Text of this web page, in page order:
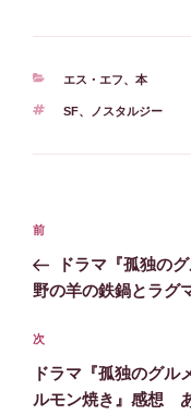
カ
ゴ
ー
エス・エフ、 本
タ
SF、 ノスタルジー
投
ナ
ゲ
ー
シ
前
の
投
前
ドラマ『孤独の
野の羊の鉄鍋とラ
次
の
投
次
ドラマ『孤独のグ
ルモン焼き』感想